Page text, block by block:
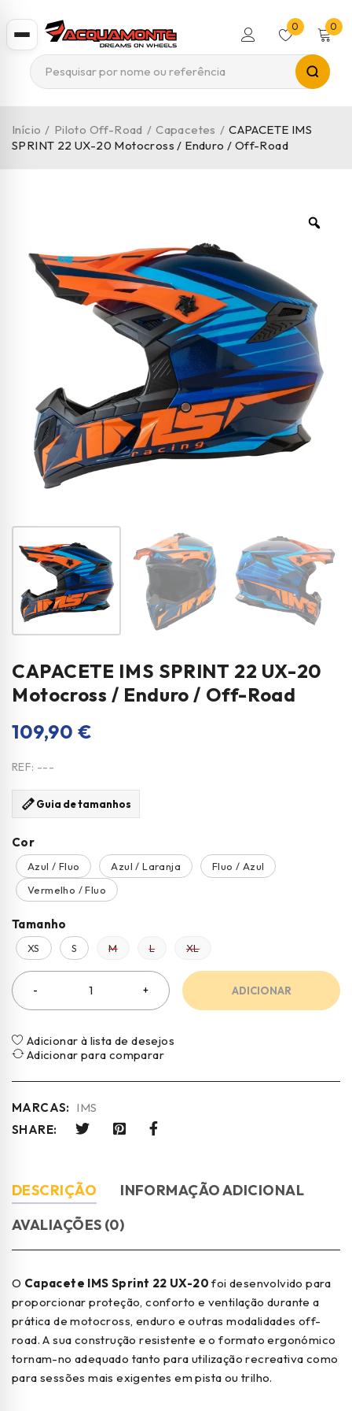
0 0
Início / Piloto Off-Road / Capacetes / CAPACETE IMS
SPRINT 22 UX-20 Motocross / Enduro / Off-Road
CAPACETE IMS SPRINT 22 UX-20
Motocross / Enduro / Off-Road
109,90€
REF: ---
Guia de tamanhos
Cor
Azul / Fluo Azul / Laranja
Fluo / Azul
Vermelho / Fluo
Tamanho
XS S M L XL
ADICIONAR
Adicionar à lista de desejos
Adicionar para comparar
MARCAS: IMS
SHARE:
DESCRIÇÃO
INFORMAÇÃO ADICIONAL
AVALIAÇÕES (0)
O Capacete IMS Sprint 22 UX-20 foi desenvolvido para
proporcionar proteção, conforto e ventilação durante a
prática de motocross, enduro e outras modalidades off-
road. A sua construção resistente e o formato ergonómico
tornam-no adequado tanto para utilização recreativa como
para sessões mais exigentes em pista ou trilho.